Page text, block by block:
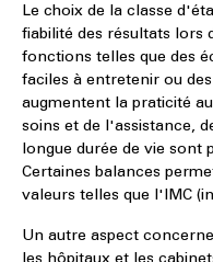
Le choix de la classe
fiabilité des résultats lors
fonctions telles que des
faciles à entretenir ou
augmentent la praticité
soins et de l'assistance,
longue durée de vie sont
Certaines balances
valeurs telles que l'IMC
Un autre aspect